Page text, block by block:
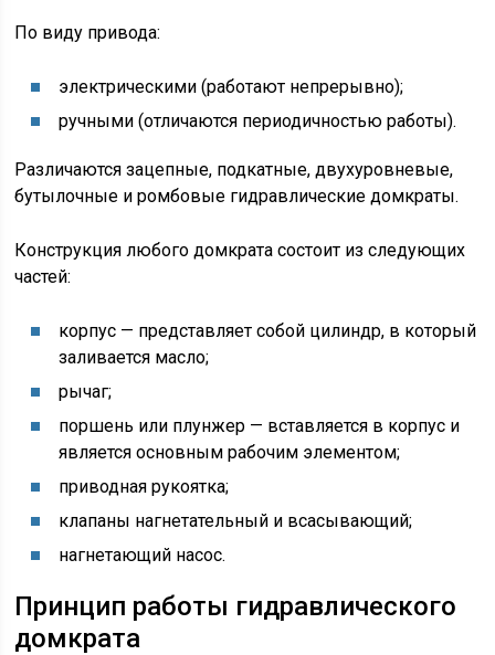
По виду привода:
электрическими (работают непрерывно);
ручными (отличаются периодичностью работы).
Различаются зацепные, подкатные, двухуровневые,
бутылочные и ромбовые гидравлические домкраты.
Конструкция любого домкрата состоит из следующих
частей:
корпус — представляет собой цилиндр, в который
заливается масло;
рычаг;
поршень или плунжер — вставляется в корпус и
является основным рабочим элементом;
приводная рукоятка;
клапаны нагнетательный и всасывающий;
нагнетающий насос.
Принцип работы гидравлического
домкрата